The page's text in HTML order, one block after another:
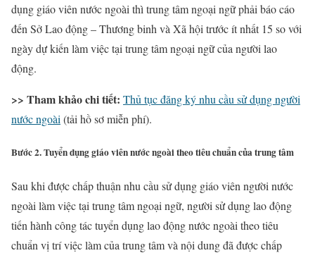
dụng giáo viên nước ngoài thì trung tâm ngoại ngữ phải báo cáo
đến Sở Lao động – Thương binh và Xã hội trước ít nhất 15 so với
ngày dự kiến làm việc tại trung tâm ngoại ngữ của người lao
động.
>> Tham khảo chi tiết: Thủ tục đăng ký nhu cầu sử dụng người
nước ngoài (tải hồ sơ miễn phí).
Bước 2. Tuyển dụng giáo viên nước ngoài theo tiêu chuẩn của trung tâm
Sau khi được chấp thuận nhu cầu sử dụng giáo viên người nước
ngoài làm việc tại trung tâm ngoại ngữ, người sử dụng lao động
tiến hành công tác tuyển dụng lao động nước ngoài theo tiêu
chuẩn vị trí việc làm của trung tâm và nội dung đã được chấp